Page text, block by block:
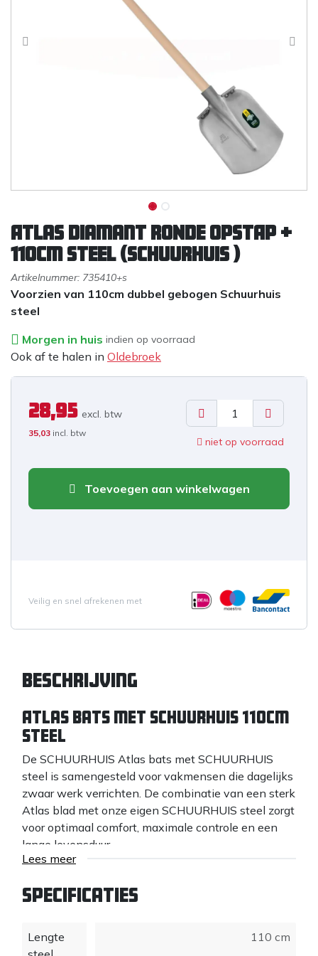
Atlas Diamant RONDE OPSTAP +
110cm steel (SCHUURHUIS )
Artikelnummer: 735410+s
Voorzien van 110cm dubbel gebogen Schuurhuis
steel
Morgen in huis indien op voorraad
Ook af te halen in Oldebroek
28,95 excl. btw
35,03 incl. btw
niet op voorraad
Toevoegen aan winkelwagen
Veilig en snel afrekenen met
Beschrijving
Atlas Bats met SCHUURHUIS 110cm
Steel
De SCHUURHUIS Atlas bats met SCHUURHUIS
steel is samengesteld voor vakmensen die dagelijks
zwaar werk verrichten. De combinatie van een sterk
Atlas blad met onze eigen SCHUURHUIS steel zorgt
voor optimaal comfort, maximale controle en een
lange levensduur.
comfort en grip tijdens het intrappen. Hierdoor werk
geschikt voor intensief gebruik in grondwerk, infra
Lees meer
Specificaties
Lengte
110 cm